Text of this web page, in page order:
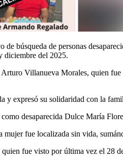
búsqueda de personas
diciembre del 2025.
Villanueva Morales, quien
expresó su solidaridad con la
desaparecida Dulce María
fue localizada sin vida,
fue visto por última vez el 28